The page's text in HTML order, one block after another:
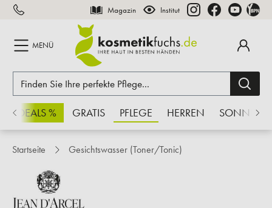
springen Magazin Institut
MENÜ
% GRATIS PFLEGE HERREN SONNE
Startseite Gesichtswasser (Toner/Tonic)